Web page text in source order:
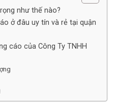
như thế nào?
ở đâu uy tín và rẻ tại quận
cáo của Công Ty TNHH